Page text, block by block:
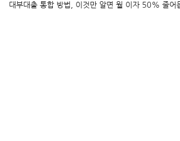
대부대출 통합 방법, 이것만 알면 월 이자 50% 줄어